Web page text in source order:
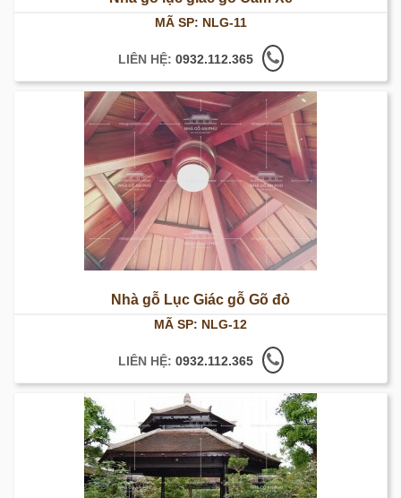
MÃ SP: NLG-11
LIÊN HỆ: 0932.112.365
Nhà gỗ Lục Giác gỗ Gõ đỏ
MÃ SP: NLG-12
LIÊN HỆ: 0932.112.365